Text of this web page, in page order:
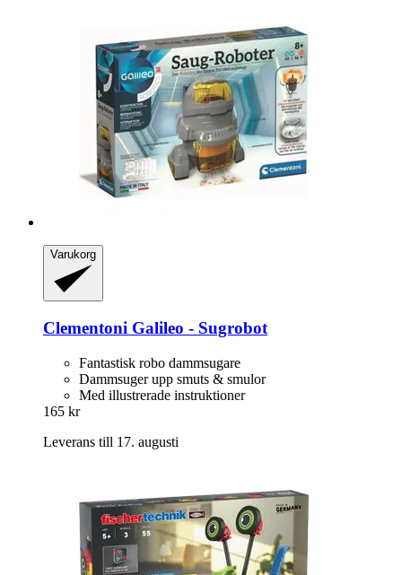
Varukorg
Clementoni Galileo -​ Sugrobot
Fantastisk robo dammsugare
Dammsuger upp smuts & smulor
Med illustrerade instruktioner
165 kr
Leverans till 17. augusti